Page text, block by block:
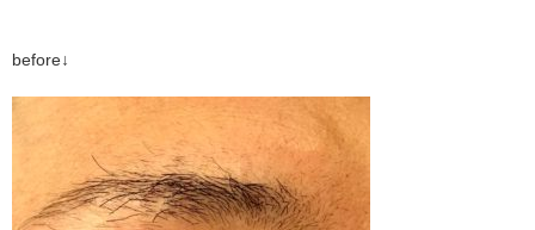
before↓